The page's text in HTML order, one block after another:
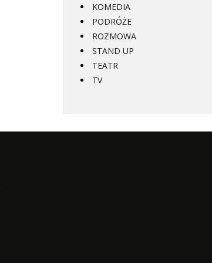
KOMEDIA
PODRÓŻE
ROZMOWA
STAND UP
TEATR
TV